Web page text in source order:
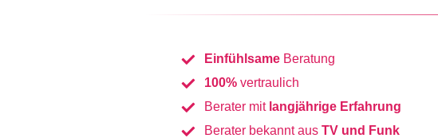
EinfühlsameBeratung
100%vertraulich
Berater mit langjährige Erfahrung
Berater bekannt aus TV und Funk